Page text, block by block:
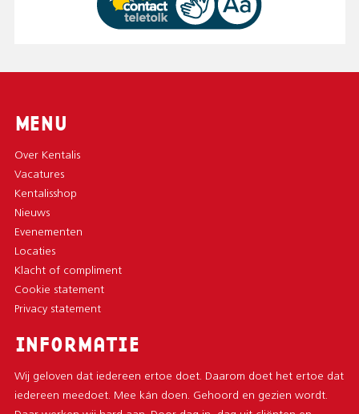
MENU
Over Kentalis
Vacatures
Kentalisshop
Nieuws
Evenementen
Locaties
Klacht of compliment
Cookie statement
Privacy statement
INFORMATIE
Wij geloven dat iedereen ertoe doet. Daarom doet het ertoe dat
iedereen meedoet. Mee kán doen. Gehoord en gezien wordt.